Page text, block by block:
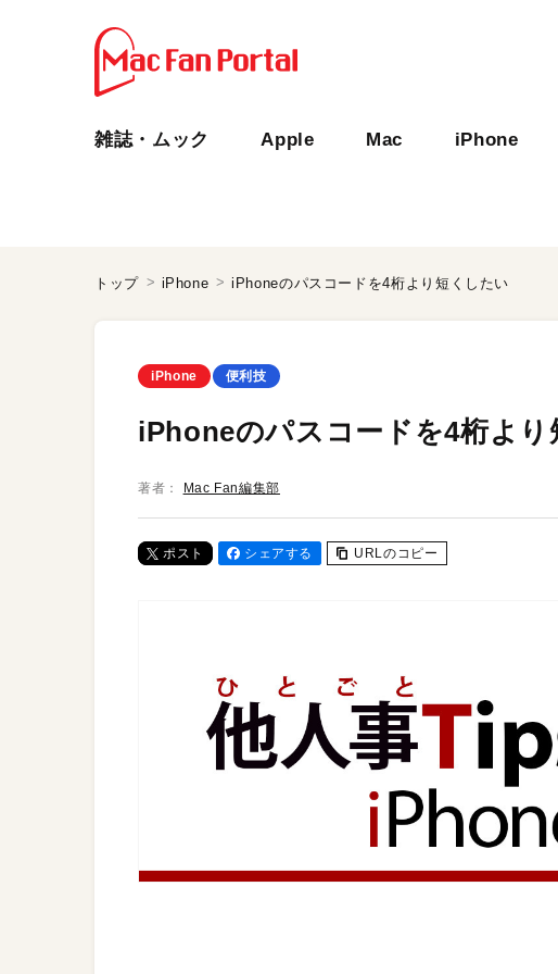
雑誌・ムック Apple Mac iPhone
トップ iPhone iPhoneのパスコードを4桁より短くしたい
iPhone 便利技
iPhoneのパスコードを4桁より
著者： Mac Fan編集部
ポスト シェアする URLのコピー